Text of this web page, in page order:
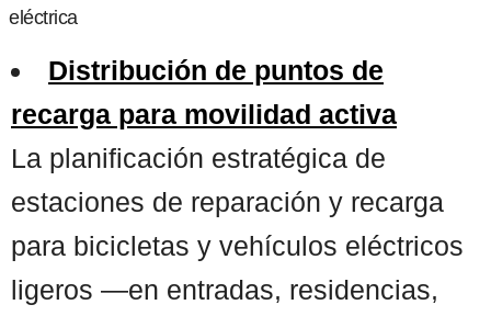
eléctrica
Distribución de puntos de
recarga para movilidad activa
La planificación estratégica de
estaciones de reparación y recarga
para bicicletas y vehículos eléctricos
ligeros —en entradas, residencias,